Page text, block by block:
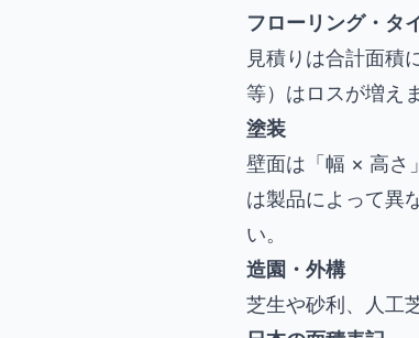
フローリング・タ
見積りは合計面積
等）はロスが増え
塗装
壁面は「幅 × 高さ
は製品によって異
い。
造園・外構
芝生や砂利、人工